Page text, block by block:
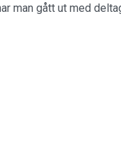
man gått ut med